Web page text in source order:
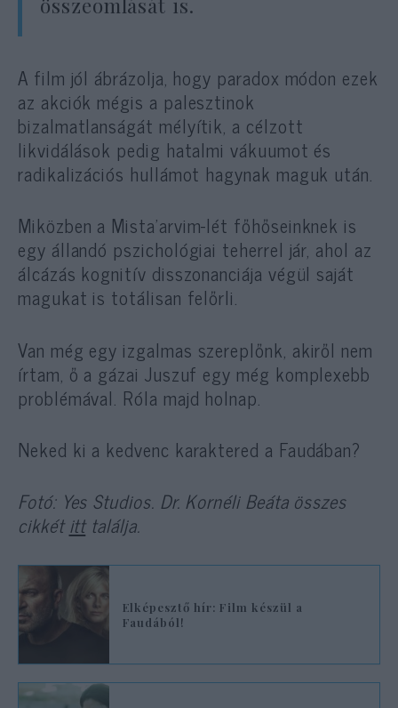
A film jól ábrázolja, hogy paradox módon ezek
az akciók mégis a palesztinok
bizalmatlanságát mélyítik, a célzott
likvidálások pedig hatalmi vákuumot és
radikalizációs hullámot hagynak maguk után.
Miközben a Mista’arvim-lét főhőseinknek is
egy állandó pszichológiai teherrel jár, ahol az
álcázás kognitív disszonanciája végül saját
magukat is totálisan felőrli.
Van még egy izgalmas szereplőnk, akiről nem
írtam, ő a gázai Juszuf egy még komplexebb
problémával. Róla majd holnap.
Neked ki a kedvenc karaktered a Faudában?
Fotó: Yes Studios. Dr. Kornéli Beáta összes
cikkétitttalálja.
Elképesztő hír: Film készül a
Faudából!